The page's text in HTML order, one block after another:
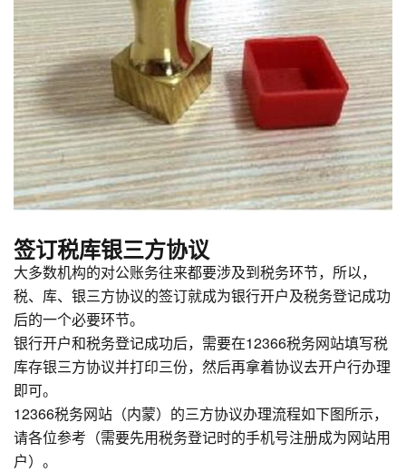
签订税库银三方协议
大多数机构的对公账务往来都要涉及到税务环节，所以，
税、库、银三方协议的签订就成为银行开户及税务登记成功
后的一个必要环节。
银行开户和税务登记成功后，需要在12366税务网站填写税
库存银三方协议并打印三份，然后再拿着协议去开户行办理
即可。
12366税务网站（内蒙）的三方协议办理流程如下图所示，
请各位参考（需要先用税务登记时的手机号注册成为网站用
户）。